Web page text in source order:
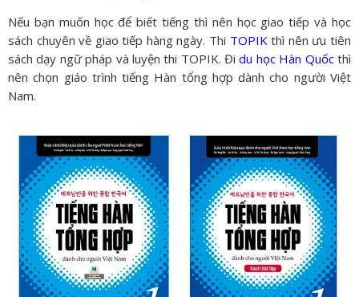
Nếu bạn muốn học để biết tiếng thì nên học giao tiếp và học
sách chuyên về giao tiếp hàng ngày. Thi TOPIKthì nên ưu tiên
sách dạy ngữ pháp và luyện thi TOPIK. Đidu học Hàn Quốcthì
nên chọn giáo trình tiếng Hàn tổng hợp dành cho người Việt
Nam.